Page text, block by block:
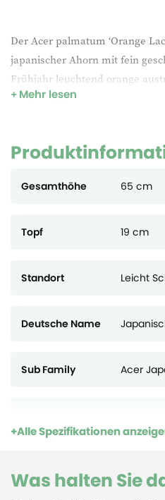
Der Acer palmatum ‘Orange
japanischer Ahorn mit fein
Frühjahr leuchtend orange
sich warmgrün, bevor es im
Gärten, Terrassen und
Mehr lesen
Gesamthöhe 65 cm
Topf 19 cm
Standort Leicht
Deutsche Name
Sub Family Acer
Alle Spezifikationen
Was halten Sie